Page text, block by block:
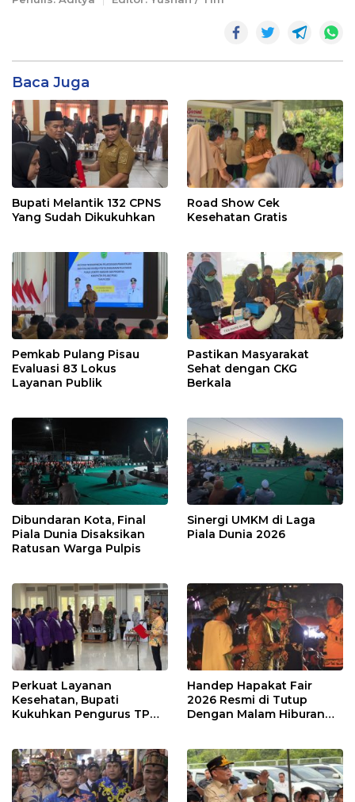
Baca Juga
Bupati Melantik 132 CPNS
Yang Sudah Dikukuhkan
Road Show Cek
Kesehatan Gratis
Pemkab Pulang Pisau
Evaluasi 83 Lokus
Layanan Publik
Pastikan Masyarakat
Sehat dengan CKG
Berkala
Dibundaran Kota, Final
Piala Dunia Disaksikan
Ratusan Warga Pulpis
Sinergi UMKM di Laga
Piala Dunia 2026
Perkuat Layanan
Kesehatan, Bupati
Kukuhkan Pengurus TP
Handep Hapakat Fair
2026 Resmi di Tutup
Dengan Malam Hiburan